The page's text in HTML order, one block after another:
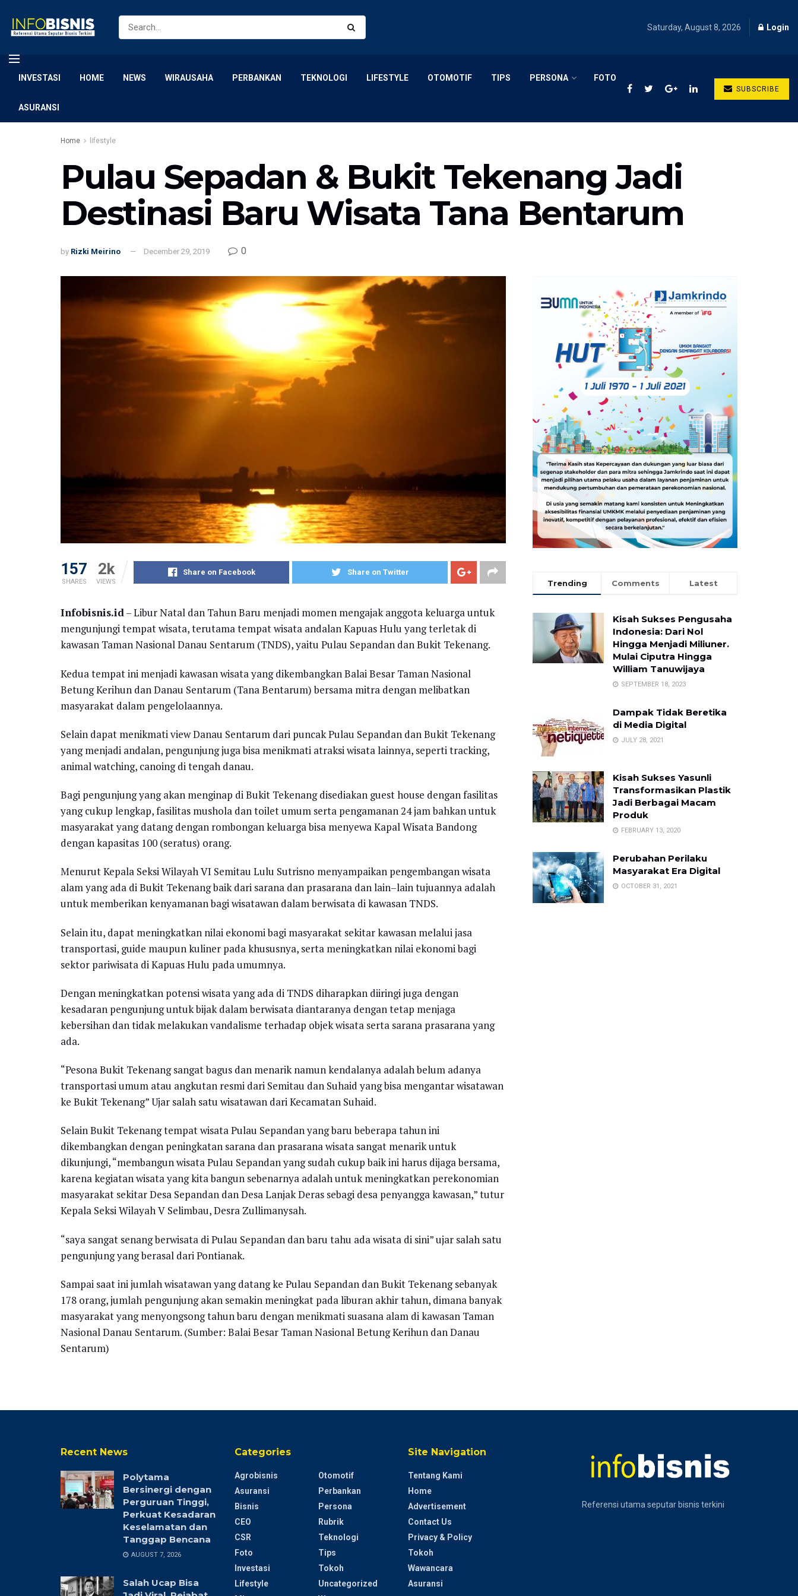
Saturday, August 8, 2026 Login
INVESTASI HOME NEWS WIRAUSAHA PERBANKAN TEKNOLOGI LIFESTYLE OTOMOTIF TIPS PERSONA FOTO
ASURANSI
SUBSCRIBE
Home lifestyle
Pulau Sepadan & Bukit Tekenang Jadi
Destinasi Baru Wisata Tana Bentarum
by Rizki Meirino December 29, 2019 0
157
SHARES
2k
VIEWS
Share on Facebook Share on Twitter
Infobisnis.id– Libur Natal dan Tahun Baru menjadi momen mengajak anggota keluarga untuk
mengunjungi tempat wisata, terutama tempat wisata andalan Kapuas Hulu yang terletak di
kawasan Taman Nasional Danau Sentarum (TNDS), yaitu Pulau Sepandan dan Bukit Tekenang.
Kedua tempat ini menjadi kawasan wisata yang dikembangkan Balai Besar Taman Nasional
Betung Kerihun dan Danau Sentarum (Tana Bentarum) bersama mitra dengan melibatkan
masyarakat dalam pengelolaannya.
Selain dapat menikmati view Danau Sentarum dari puncak Pulau Sepandan dan Bukit Tekenang
yang menjadi andalan, pengunjung juga bisa menikmati atraksi wisata lainnya, seperti tracking,
animal watching, canoing di tengah danau.
Bagi pengunjung yang akan menginap di Bukit Tekenang disediakan guest house dengan fasilitas
yang cukup lengkap, fasilitas mushola dan toilet umum serta pengamanan 24 jam bahkan untuk
masyarakat yang datang dengan rombongan keluarga bisa menyewa Kapal Wisata Bandong
dengan kapasitas 100 (seratus) orang.
Menurut Kepala Seksi Wilayah VI Semitau Lulu Sutrisno menyampaikan pengembangan wisata
alam yang ada di Bukit Tekenang baik dari sarana dan prasarana dan lain–lain tujuannya adalah
untuk memberikan kenyamanan bagi wisatawan dalam berwisata di kawasan TNDS.
Selain itu, dapat meningkatkan nilai ekonomi bagi masyarakat sekitar kawasan melalui jasa
transportasi, guide maupun kuliner pada khususnya, serta meningkatkan nilai ekonomi bagi
sektor pariwisata di Kapuas Hulu pada umumnya.
Dengan meningkatkan potensi wisata yang ada di TNDS diharapkan diiringi juga dengan
kesadaran pengunjung untuk bijak dalam berwisata diantaranya dengan tetap menjaga
kebersihan dan tidak melakukan vandalisme terhadap objek wisata serta sarana prasarana yang
ada.
“Pesona Bukit Tekenang sangat bagus dan menarik namun kendalanya adalah belum adanya
transportasi umum atau angkutan resmi dari Semitau dan Suhaid yang bisa mengantar wisatawan
ke Bukit Tekenang” Ujar salah satu wisatawan dari Kecamatan Suhaid.
Selain Bukit Tekenang tempat wisata Pulau Sepandan yang baru beberapa tahun ini
dikembangkan dengan peningkatan sarana dan prasarana wisata sangat menarik untuk
dikunjungi, “membangun wisata Pulau Sepandan yang sudah cukup baik ini harus dijaga bersama,
karena kegiatan wisata yang kita bangun sebenarnya adalah untuk meningkatkan perekonomian
masyarakat sekitar Desa Sepandan dan Desa Lanjak Deras sebagi desa penyangga kawasan,” tutur
Kepala Seksi Wilayah V Selimbau, Desra Zullimanysah.
“saya sangat senang berwisata di Pulau Sepandan dan baru tahu ada wisata di sini” ujar salah satu
pengunjung yang berasal dari Pontianak.
Sampai saat ini jumlah wisatawan yang datang ke Pulau Sepandan dan Bukit Tekenang sebanyak
178 orang, jumlah pengunjung akan semakin meningkat pada liburan akhir tahun, dimana banyak
masyarakat yang menyongsong tahun baru dengan menikmati suasana alam di kawasan Taman
Nasional Danau Sentarum. (Sumber: Balai Besar Taman Nasional Betung Kerihun dan Danau
Sentarum)
Trending Comments Latest
Kisah Sukses Pengusaha
Indonesia: Dari Nol
Hingga Menjadi Miliuner.
Mulai Ciputra Hingga
William Tanuwijaya
SEPTEMBER 18, 2023
Dampak Tidak Beretika
di Media Digital
JULY 28, 2021
Kisah Sukses Yasunli
Transformasikan Plastik
Jadi Berbagai Macam
Produk
FEBRUARY 13, 2020
Perubahan Perilaku
Masyarakat Era Digital
OCTOBER 31, 2021
Recent News
Polytama
Bersinergi dengan
Perguruan Tinggi,
Perkuat Kesadaran
Keselamatan dan
Tanggap Bencana
AUGUST 7, 2026
Salah Ucap Bisa
Categories
Agrobisnis
Asuransi
Bisnis
CEO
CSR
Foto
Investasi
Lifestyle
Otomotif
Perbankan
Persona
Rubrik
Teknologi
Tips
Tokoh
Uncategorized
Site Navigation
Tentang Kami
Home
Advertisement
Contact Us
Privacy & Policy
Tokoh
Wawancara
Asuransi
Referensi utama seputar bisnis terkini